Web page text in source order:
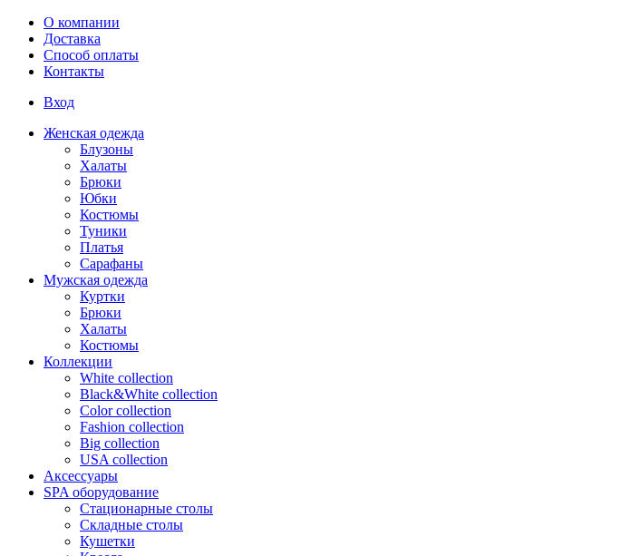
Перейти к основному содержанию
О компании
Доставка
Способ оплаты
Контакты
Вход
Женская одежда
Блузоны
Халаты
Брюки
Юбки
Костюмы
Туники
Платья
Сарафаны
Мужская одежда
Куртки
Брюки
Халаты
Костюмы
Коллекции
White collection
Black&White collection
Color collection
Fashion collection
Big collection
USA collection
Аксессуары
SPA оборудование
Стационарные столы
Складные столы
Кушетки